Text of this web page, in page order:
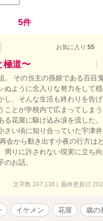
5件
お気に入り:55
極道〜
。 その当主の孫娘である百目
ぬように念入りな努力をして
し、そんな生活も終わりを告
ことが学校内で広まってしま
る花屋に駆け込み涙を流した
さい頃に知り合っていた宇津
会から動き出す小夜の行方は
周りに許されない現実に立ち
のお話。
文字数 247,136 | 最終更新日
イケメン 花屋 歳の